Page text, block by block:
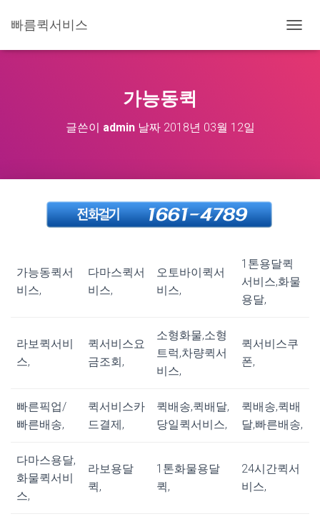
빠름퀵서비스
비
가능동퀵
글쓴이 admin날짜 2018년 03월 12일
가능동퀵서
비스,
다마스퀵서
비스,
오토바이퀵서
비스,
1톤용달퀵
서비스,화물
용달,
라보퀵서비
스,
퀵서비스요
금조회,
소형화물,소형
트럭,차량퀵서
비스,
퀵서비스쿠
폰,
빠른픽업/
빠른배송,
퀵서비스카
드결제,
퀵배송,퀵배달,
당일퀵서비스,
퀵배송,퀵배
달,빠른배송,
다마스용달,
화물퀵서비
스,
라보용달
퀵,
1톤화물용달
퀵,
24시간퀵서
비스,